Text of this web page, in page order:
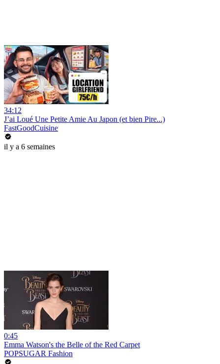
34:12
J’ai Loué Une Petite Amie Au Japon (et bien Pire...)
FastGoodCuisine
il y a 6 semaines
0:45
Emma Watson's the Belle of the Red Carpet
POPSUGAR Fashion